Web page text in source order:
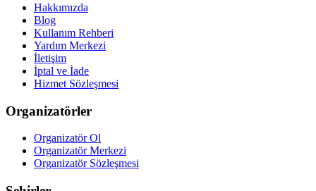
Hakkımızda
Blog
Kullanım Rehberi
Yardım Merkezi
İletişim
İptal ve İade
Hizmet Sözleşmesi
Organizatörler
Organizatör Ol
Organizatör Merkezi
Organizatör Sözleşmesi